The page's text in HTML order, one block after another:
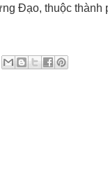
Đạo, thuộc thành